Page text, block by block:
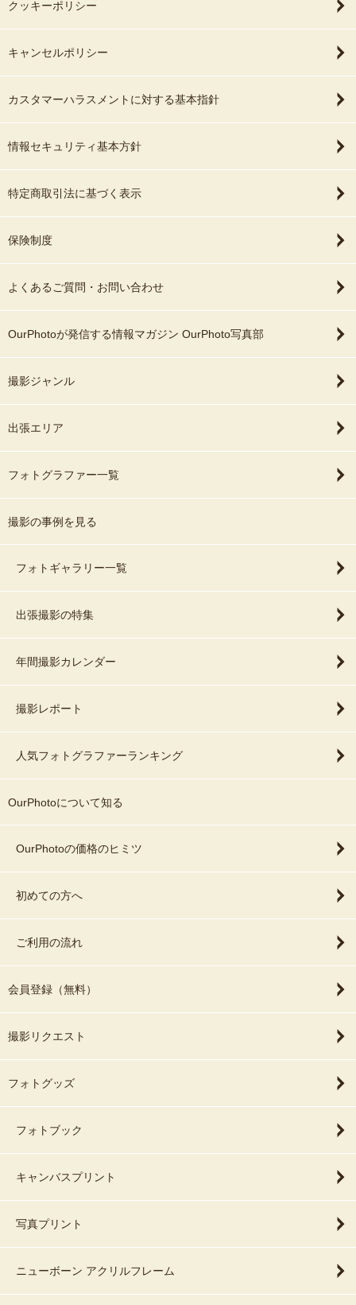
クッキーポリシー
キャンセルポリシー
カスタマーハラスメントに対する基本指針
情報セキュリティ基本方針
特定商取引法に基づく表示
保険制度
よくあるご質問・お問い合わせ
OurPhotoが発信する情報マガジン OurPhoto写真部
撮影ジャンル
出張エリア
フォトグラファー一覧
撮影の事例を見る
フォトギャラリー一覧
出張撮影の特集
年間撮影カレンダー
撮影レポート
人気フォトグラファーランキング
OurPhotoについて知る
OurPhotoの価格のヒミツ
初めての方へ
ご利用の流れ
会員登録（無料）
撮影リクエスト
フォトグッズ
フォトブック
キャンバスプリント
写真プリント
ニューボーン アクリルフレーム